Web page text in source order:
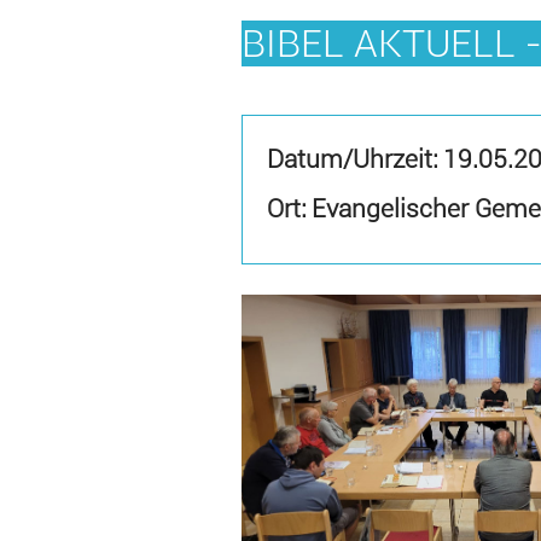
BIBEL AKTUELL
Datum/Uhrzeit:
Ort: Evangelischer